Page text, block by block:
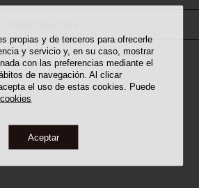
propias y de terceros para ofrecerle
y servicio y, en su caso, mostrar
con las preferencias mediante el
de navegación. Al clicar
el uso de estas cookies. Puede
Aceptar